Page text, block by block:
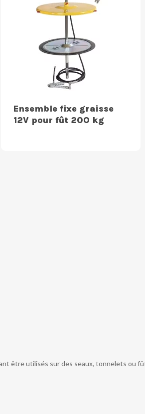
Ensemble fixe graisse
12V pour fût 200 kg
être utilisés sur des seaux, tonnelets ou